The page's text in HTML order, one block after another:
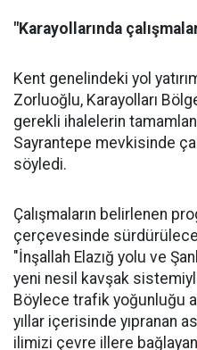
"Karayollarında
Kent genelindeki yol
Zorluoğlu, Karayolları
gerekli ihalelerin
Sayrantepe mevkisinde
söyledi.
Çalışmaların belirlenen
çerçevesinde
"İnşallah Elazığ yolu ve
yeni nesil kavşak
Böylece trafik yoğunluğu
yıllar içerisinde yıpranan
ilimizi çevre illere